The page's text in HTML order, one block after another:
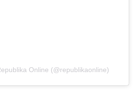
Online (@republikaonline)